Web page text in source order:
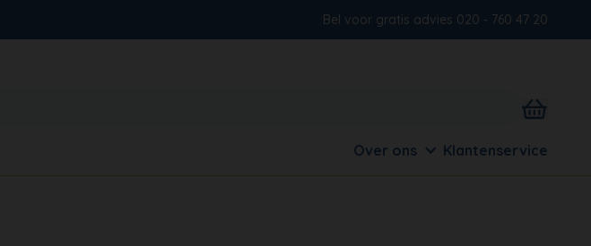
Bel voor gratis advies 020 - 760 47 20
Over ons Klantenservice